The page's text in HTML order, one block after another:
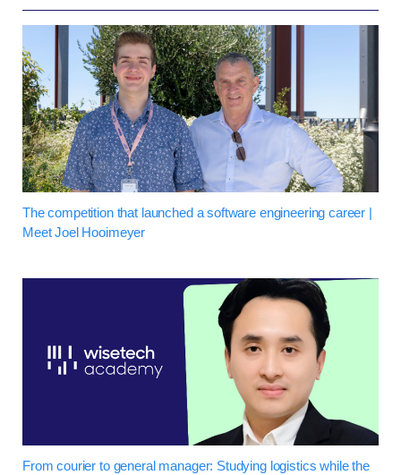
The competition that launched a software engineering career |
Meet Joel Hooimeyer
From courier to general manager: Studying logistics while the